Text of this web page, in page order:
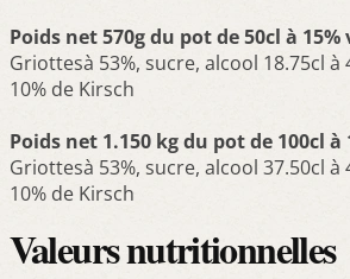
Poids net 570g du pot de 50cl à 15%
Griottesà 53%, sucre, alcool 18.75cl à
10% de Kirsch
Poids net 1.150 kg du pot de 100cl à
Griottesà 53%, sucre, alcool 37.50cl à
10% de Kirsch
Valeurs nutritionnelles